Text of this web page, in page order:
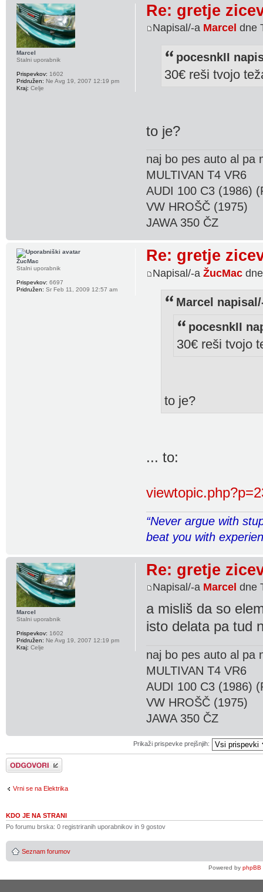
Re: gretje
Napisal/-a Marcel dne
pocesnkII
30€ reši tvojo
to je?
naj bo pes auto al pa
MULTIVAN T4 VR6
AUDI 100 C3 (1986)
VW HROŠČ (1975)
JAWA 350 ČZ
Marcel
Stalni uporabnik
Prispevkov: 1602
Pridružen: Ne Avg 19, 2007 12:19 pm
Kraj: Celje
Re: gretje
Napisal/-aŽucMac
Marcel
pocesnkII
30€ reši tvojo
to je?
... to:
“Never argue with
beat you with
ŽucMac
Stalni uporabnik
Prispevkov: 6697
Pridružen: Sr Feb 11, 2009 12:57 am
Re: gretje
Napisal/-a Marcel dne
a misliš da so
isto delata pa tud
naj bo pes auto al pa
MULTIVAN T4 VR6
AUDI 100 C3 (1986)
VW HROŠČ (1975)
JAWA 350 ČZ
Marcel
Stalni uporabnik
Prispevkov: 1602
Pridružen: Ne Avg 19, 2007 12:19 pm
Kraj: Celje
Prikaži prispevke prejšnjih:
Napiši odgovor
Vrni se na Elektrika
KDO JE NA STRANI
Po forumu brska: 0 registriranih uporabnikov in 9 gostov
Seznam forumov
Powered byphpBB